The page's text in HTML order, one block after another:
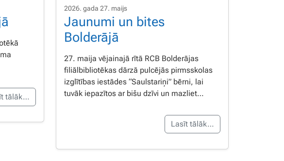
tālāk…
2026. gada 27. maijs
Jaunumi un bites
Bolderājā
27. maija vējainajā rītā RCB Bolderājas
filiālbibliotēkas dārzā pulcējās pirmsskolas
izglītības iestādes “Saulstariņi” bērni, lai
tuvāk iepazītos ar bišu dzīvi un mazliet…
Lasīt tālāk…